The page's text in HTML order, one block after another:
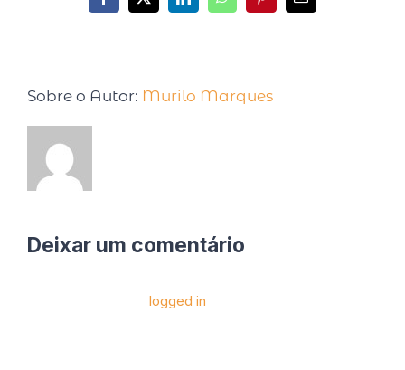
Sobre o Autor: Murilo Marques
Deixar um comentário
logged in